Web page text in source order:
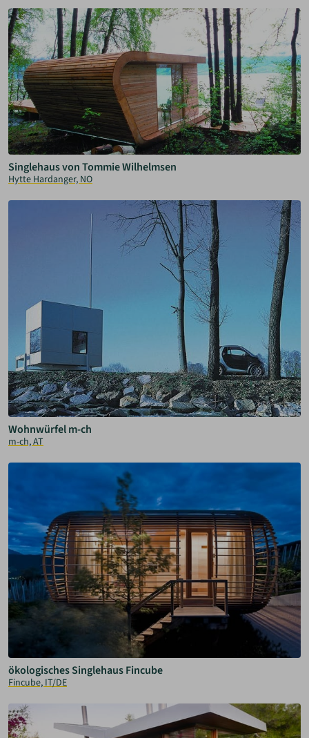
Singlehaus von Tommie Wilhelmsen
Hytte Hardanger, NO
Wohnwürfel m-ch
m-ch, AT
ökologisches Singlehaus Fincube
Fincube, IT/DE